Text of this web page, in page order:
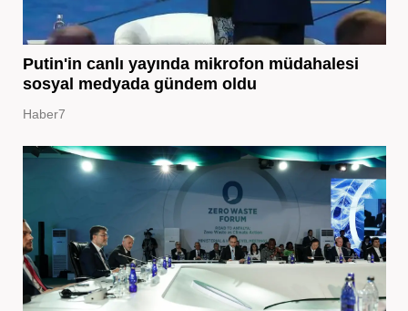
Putin'in canlı yayında mikrofon müdahalesi
sosyal medyada gündem oldu
Haber7